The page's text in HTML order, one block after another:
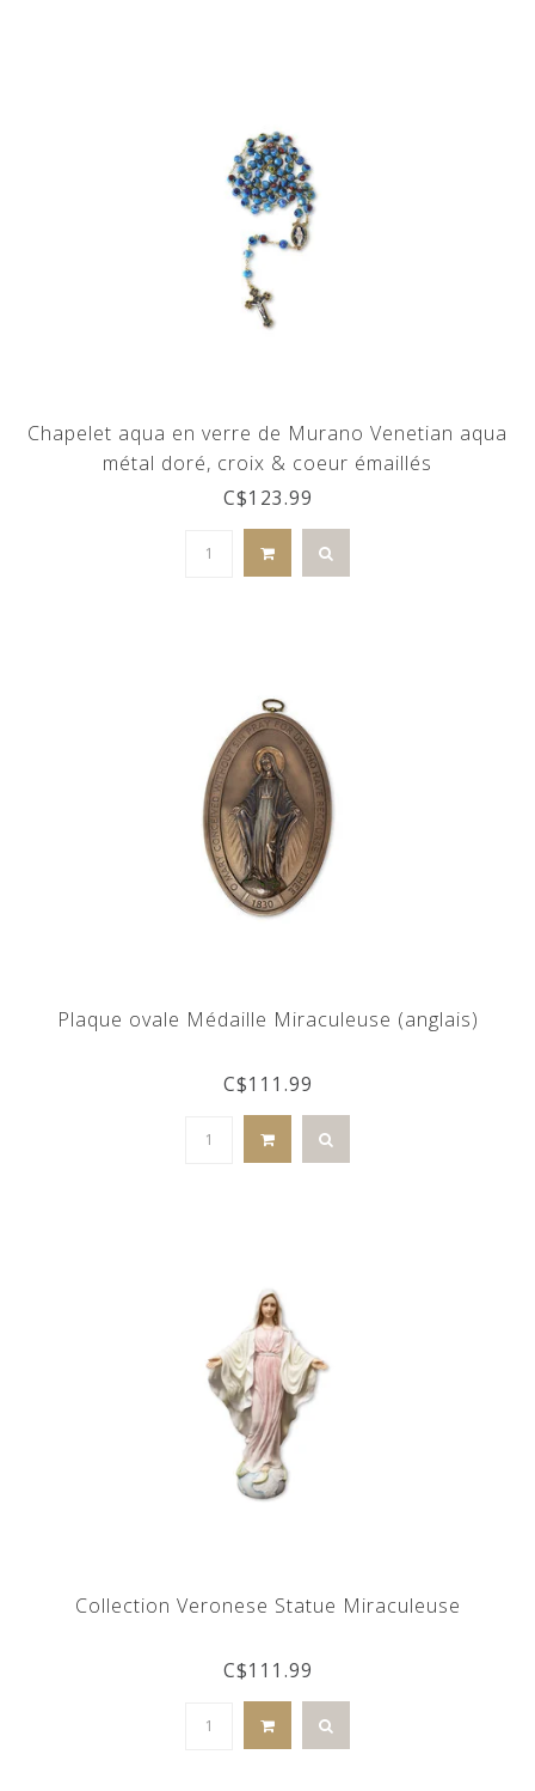
Chapelet aqua en verre de Murano Venetian aqua
métal doré, croix & coeur émaillés
C$123.99
Plaque ovale Médaille Miraculeuse (anglais)
C$111.99
Collection Veronese Statue Miraculeuse
C$111.99